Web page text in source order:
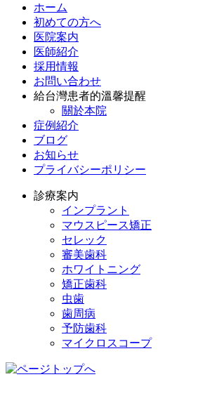
ホーム
初めての方へ
医院案内
医師紹介
採用情報
お問い合わせ
給台灣患者的溫馨提醒
關於本院
症例紹介
ブログ
お知らせ
プライバシーポリシー
診療案内
インプラント
マウスピース矯正
セレック
審美歯科
ホワイトニング
矯正歯科
虫歯
歯周病
予防歯科
マイクロスコープ